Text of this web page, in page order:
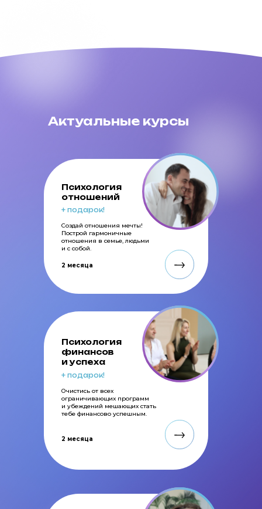
Психология
отношений
Создай отношения мечты!
Построй гармоничные
отношения в семье, людьми
и с собой.
2 месяца
+ подарок!
Актуальные курсы
Психология
финансов
и успеха
Очистись от всех
ограничивающих программ
и убеждений мешающих стать
тебе финансово успешным.
2 месяца
+ подарок!